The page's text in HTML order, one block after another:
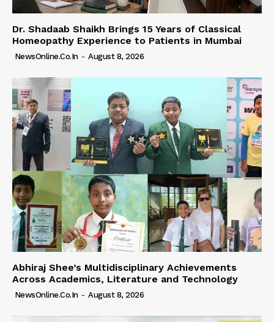
Dr. Shadaab Shaikh Brings 15 Years of Classical
Homeopathy Experience to Patients in Mumbai
NewsOnline.co.in - August 8, 2026
Abhiraj Shee’s Multidisciplinary Achievements
Across Academics, Literature and Technology
NewsOnline.co.in - August 8, 2026